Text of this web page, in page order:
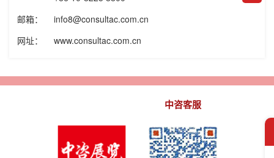
邮箱：
info8@consultac.com.cn
网址：
www.consultac.com.cn
中咨客服